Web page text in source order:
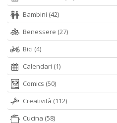
Bambini (42)
Benessere (27)
Bici (4)
Calendari (1)
Comics (50)
Creatività (112)
Cucina (58)